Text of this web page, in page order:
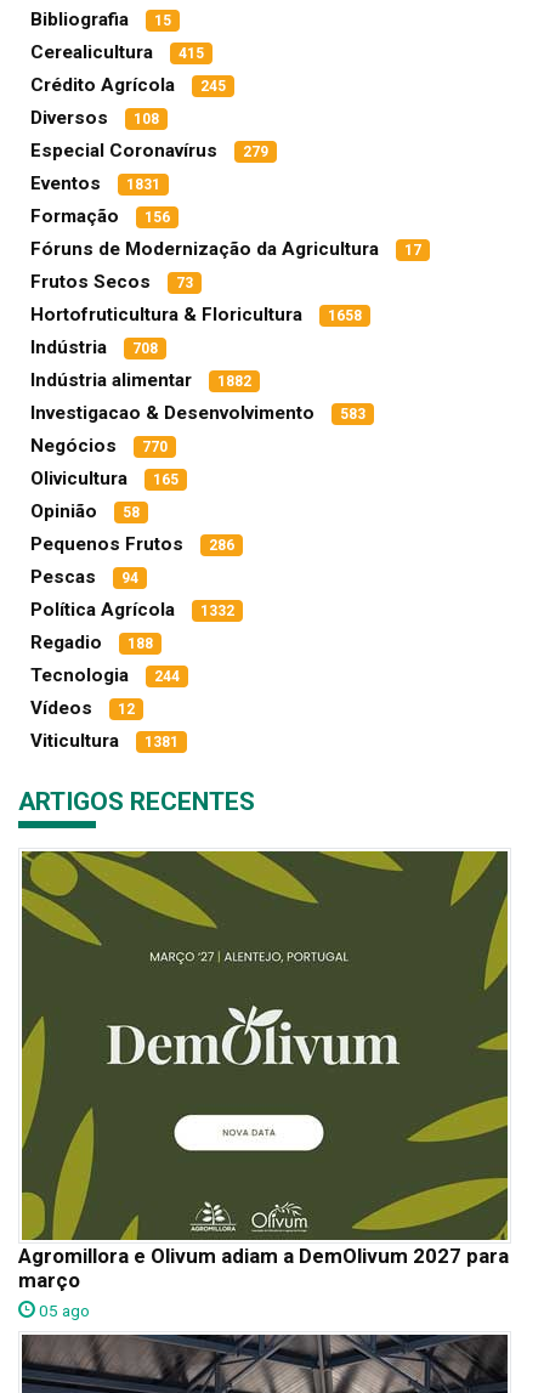
Bibliografia 15
Cerealicultura 415
Crédito Agrícola 245
Diversos 108
Especial Coronavírus 279
Eventos 1831
Formação 156
Fóruns de Modernização da Agricultura 17
Frutos Secos 73
Hortofruticultura & Floricultura 1658
Indústria 708
Indústria alimentar 1882
Investigacao & Desenvolvimento 583
Negócios 770
Olivicultura 165
Opinião 58
Pequenos Frutos 286
Pescas 94
Política Agrícola 1332
Regadio 188
Tecnologia 244
Vídeos 12
Viticultura 1381
ARTIGOS RECENTES
Agromillora e Olivum adiam a DemOlivum 2027 para
março
05 ago